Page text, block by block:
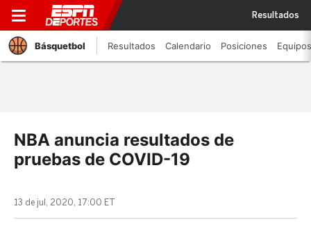
Resultados
Básquetbol Resultados Calendario Posiciones Equipos
NBA anuncia resultados de
pruebas de COVID-19
13 de jul, 2020, 17:00 ET